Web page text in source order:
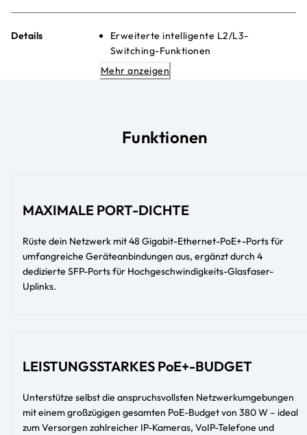
Details
Erweiterte intelligente L2/L3-
Switching-Funktionen
Einfache webbasierte
Verwaltungsoberfläche (GUI)
Energy Efficient Ethernet (IEEE
Mehr anzeigen
Funktionen
MAXIMALE PORT-DICHTE
Rüste dein Netzwerk mit 48 Gigabit-Ethernet-PoE+-Ports für
umfangreiche Geräteanbindungen aus, ergänzt durch 4
dedizierte SFP-Ports für Hochgeschwindigkeits-Glasfaser-
Uplinks.
LEISTUNGSSTARKES PoE+-BUDGET
Unterstütze selbst die anspruchsvollsten Netzwerkumgebungen
mit einem großzügigen gesamten PoE-Budget von 380 W – ideal
zum Versorgen zahlreicher IP-Kameras, VoIP-Telefone und